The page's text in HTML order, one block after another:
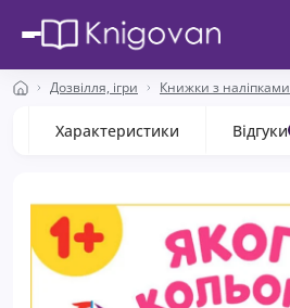
Дозвілля, ігри Книжки з наліпками
Характеристики Відгуки